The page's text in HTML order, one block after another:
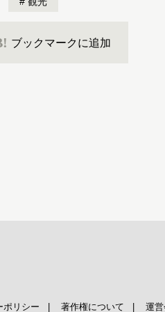
ブックマークに追加
ポリシー 著作権について 運